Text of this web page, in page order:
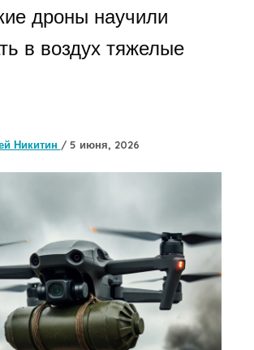
дроны научили
в воздух тяжелые
Никитин / 5 июня, 2026